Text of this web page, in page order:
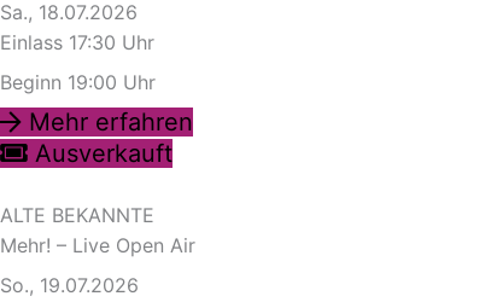
Sa., 18.07.2026
Einlass 17:30 Uhr
Beginn 19:00 Uhr
Mehr erfahren
Ausverkauft
ALTE BEKANNTE
Mehr! – Live Open Air
So., 19.07.2026